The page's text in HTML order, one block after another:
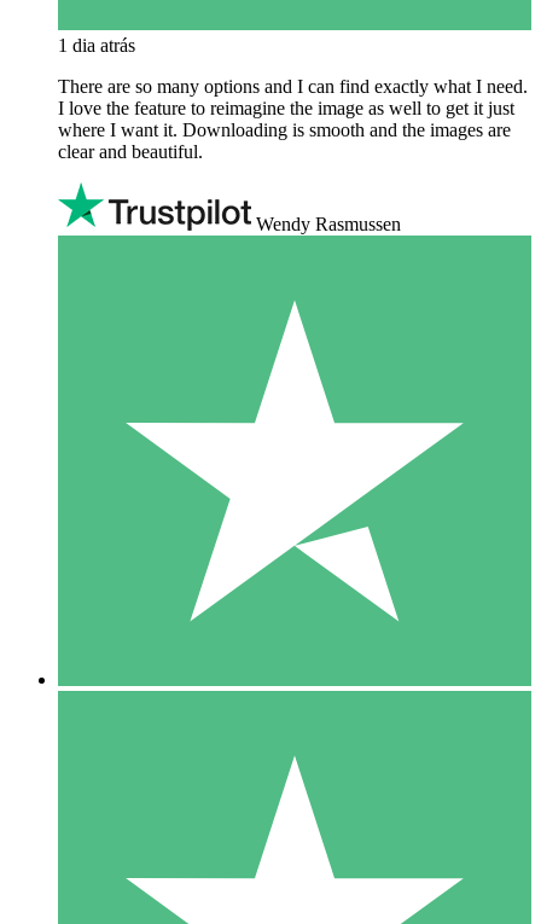
1 dia atrás
There are so many options and I can find exactly what I need.
I love the feature to reimagine the image as well to get it just
where I want it. Downloading is smooth and the images are
clear and beautiful.
Wendy Rasmussen